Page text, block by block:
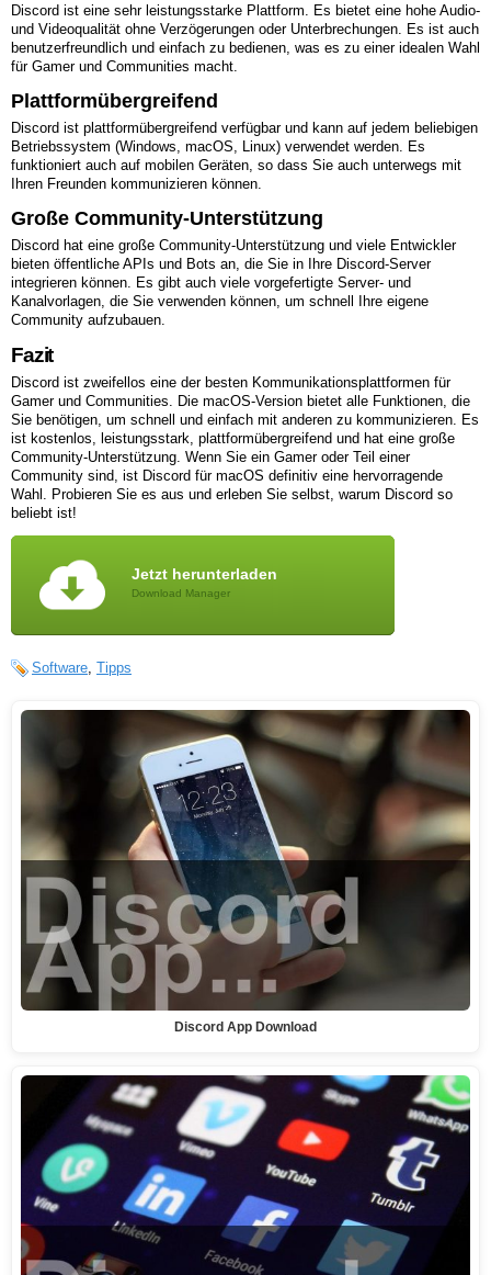
Discord ist eine sehr leistungsstarke Plattform. Es bietet eine hohe Audio-
und Videoqualität ohne Verzögerungen oder Unterbrechungen. Es ist auch
benutzerfreundlich und einfach zu bedienen, was es zu einer idealen Wahl
für Gamer und Communities macht.
Plattformübergreifend
Discord ist plattformübergreifend verfügbar und kann auf jedem beliebigen
Betriebssystem (Windows, macOS, Linux) verwendet werden. Es
funktioniert auch auf mobilen Geräten, so dass Sie auch unterwegs mit
Ihren Freunden kommunizieren können.
Große Community-Unterstützung
Discord hat eine große Community-Unterstützung und viele Entwickler
bieten öffentliche APIs und Bots an, die Sie in Ihre Discord-Server
integrieren können. Es gibt auch viele vorgefertigte Server- und
Kanalvorlagen, die Sie verwenden können, um schnell Ihre eigene
Community aufzubauen.
Fazit
Discord ist zweifellos eine der besten Kommunikationsplattformen für
Gamer und Communities. Die macOS-Version bietet alle Funktionen, die
Sie benötigen, um schnell und einfach mit anderen zu kommunizieren. Es
ist kostenlos, leistungsstark, plattformübergreifend und hat eine große
Community-Unterstützung. Wenn Sie ein Gamer oder Teil einer
Community sind, ist Discord für macOS definitiv eine hervorragende
Wahl. Probieren Sie es aus und erleben Sie selbst, warum Discord so
beliebt ist!
Jetzt herunterladen
Download Manager
Software, Tipps
Discord App Download